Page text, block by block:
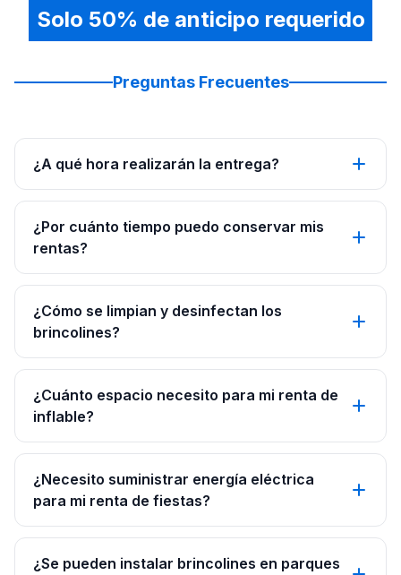
Solo 50% de anticipo requerido
Preguntas Frecuentes
¿A qué hora realizarán la entrega?
¿Por cuánto tiempo puedo conservar mis
rentas?
¿Cómo se limpian y desinfectan los
brincolines?
¿Cuánto espacio necesito para mi renta de
inflable?
¿Necesito suministrar energía eléctrica
para mi renta de fiestas?
¿Se pueden instalar brincolines en parques